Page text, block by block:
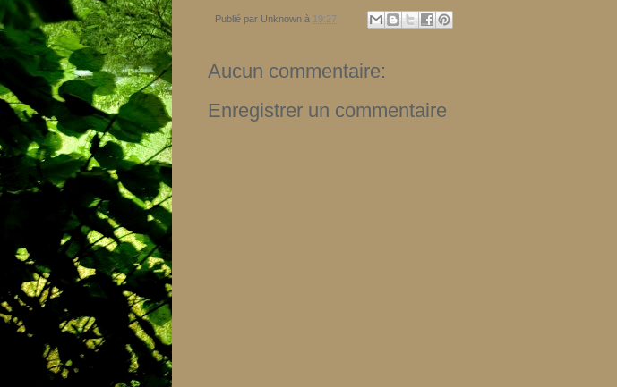
Publié par Unknown à 19:27
Aucun commentaire:
Enregistrer un commentaire